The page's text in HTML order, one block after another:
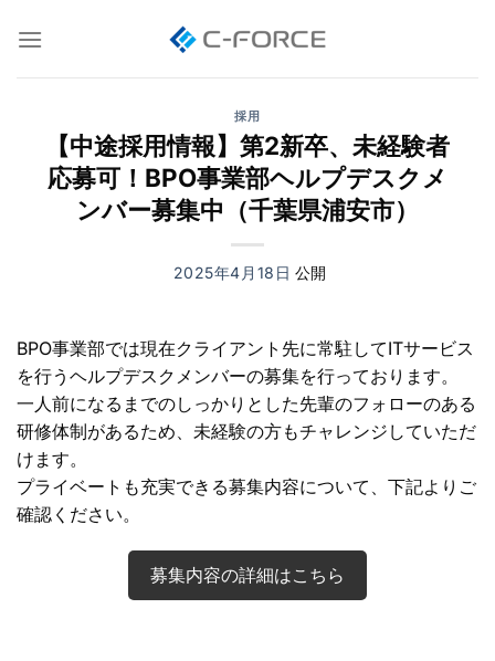
採用
【中途採用情報】第2新卒、未経験者
応募可！BPO事業部ヘルプデスクメ
ンバー募集中（千葉県浦安市）
2025年4月18日
BPO事業部では現在クライアント先に常駐してITサービス
を行うヘルプデスクメンバーの募集を行っております。
一人前になるまでのしっかりとした先輩のフォローのある
研修体制があるため、未経験の方もチャレンジしていただ
けます。
プライベートも充実できる募集内容について、下記よりご
確認ください。
募集内容の詳細はこちら